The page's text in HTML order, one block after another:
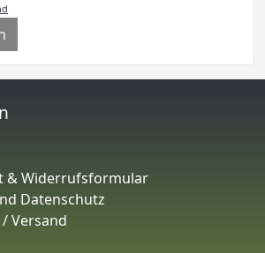
& Widerrufsformular
Datenschutz
Versand